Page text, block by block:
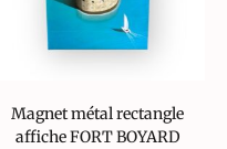
Magnet métal rectangle
affiche FORT BOYARD